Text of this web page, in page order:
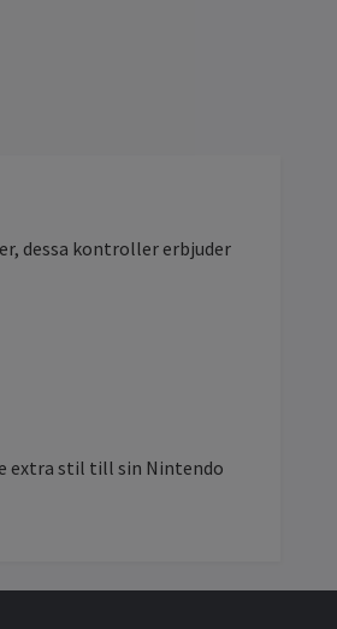
dessa kontroller erbjuder
extra stil till sin Nintendo